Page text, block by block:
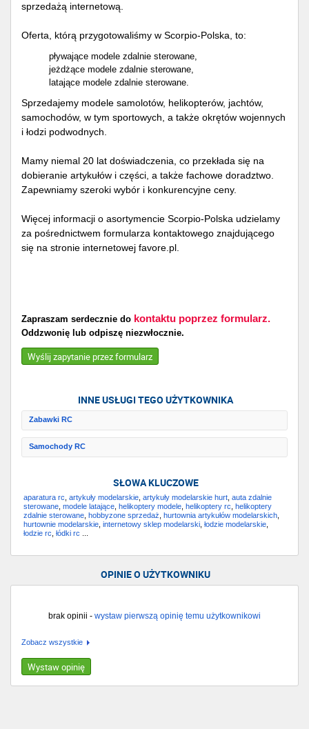
sprzedażą internetową.
Oferta, którą przygotowaliśmy w Scorpio-Polska, to:
pływające modele zdalnie sterowane,
jeżdżące modele zdalnie sterowane,
latające modele zdalnie sterowane.
Sprzedajemy modele samolotów, helikopterów, jachtów,
samochodów, w tym sportowych, a także okrętów wojennych
i łodzi podwodnych.
Mamy niemal 20 lat doświadczenia, co przekłada się na
dobieranie artykułów i części, a także fachowe doradztwo.
Zapewniamy szeroki wybór i konkurencyjne ceny.
Więcej informacji o asortymencie Scorpio-Polska udzielamy
za pośrednictwem formularza kontaktowego znajdującego
się na stronie internetowej favore.pl.
Zapraszam serdecznie do kontaktu poprzez formularz.
Oddzwonię lub odpiszę niezwłocznie.
Wyślij zapytanie przez formularz
INNE USŁUGI TEGO UŻYTKOWNIKA
Zabawki RC
Samochody RC
SŁOWA KLUCZOWE
aparatura rc artykuły modelarskie artykuły modelarskie hurt auta zdalnie
sterowane modele latające helikoptery modele helikoptery rc helikoptery
zdalnie sterowane hobbyzone sprzedaż hurtownia artykułów modelarskich
hurtownie modelarskie internetowy sklep modelarski łodzie modelarskie
łodzie rc łódki rc
OPINIE O UŻYTKOWNIKU
brak opinii - wystaw pierwszą opinię temu użytkownikowi
Zobacz wszystkie
Wystaw opinię